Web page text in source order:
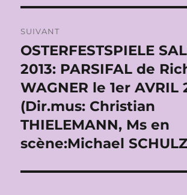
SUIVANT
Publication
suivante :
OSTERFESTSPIELE
2013: PARSIFAL de
WAGNER le 1er AVRIL
(Dir.mus: Christian
THIELEMANN, Ms en
scène:Michael